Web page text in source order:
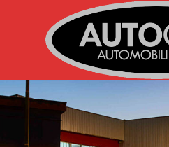
contenuto